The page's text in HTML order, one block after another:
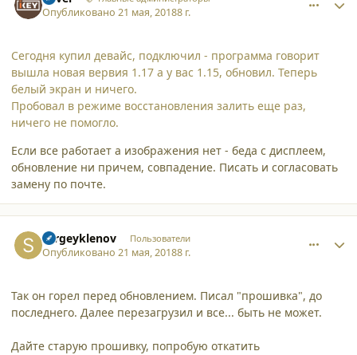
Опубликовано21 мая, 20188 г.
Сегодня купил девайс, подключил - программа говорит
вышла новая вервия 1.17 а у вас 1.15, обновил. Теперь
белый экран и ничего.
Пробовал в режиме восстановления залить еще раз,
ничего не помогло.
Если все работает а изображения нет - беда с дисплеем,
обновление ни причем, совпадение. Писать и согласовать
замену по почте.
sergeyklenov Пользователи
Опубликовано21 мая, 20188 г.
Так он горел перед обновлением. Писал "прошивка", до
последнего. Далее перезагрузил и все... быть не может.
Дайте старую прошивку, попробую откатить